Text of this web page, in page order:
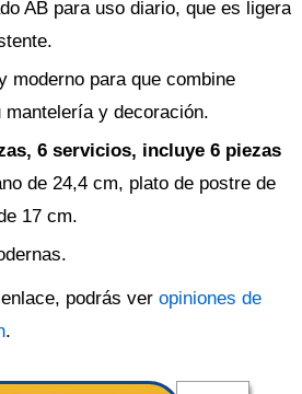
AB para uso diario, que es ligera
moderno para que combine
y decoración.
6 servicios, incluye 6 piezas
de 24,4 cm, plato de postre de
17 cm.
podrás ver opiniones de
.